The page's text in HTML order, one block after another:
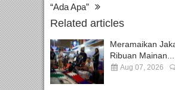
“Ada Apa”
Related articles
Meramaikan
Ribuan Mainan...
Aug 07, 2026